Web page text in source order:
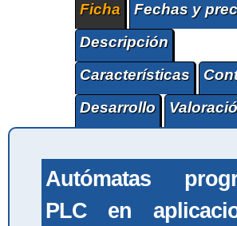
Ficha
Fechas y
Descripción
Características
Desarrollo
Autómatas
PLC en